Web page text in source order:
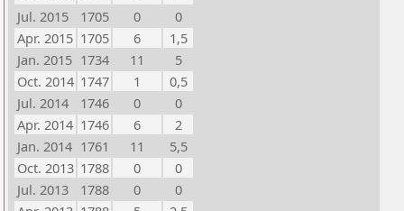
Jul. 2015
1705 0
0
Apr. 2015 1705 6
1,5
Jan. 2015 1734 11
5
Oct. 2014 1747 1
0,5
Jul. 2014
1746 0
0
Apr. 2014 1746 6
2
Jan. 2014 1761 11
5,5
Oct. 2013 1788 0
0
Jul. 2013
1788 0
0